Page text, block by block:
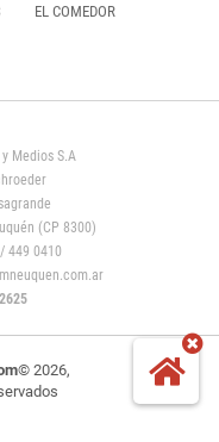
EL COMEDOR
Medios S.A
(CP 8300)
449 0410
© 2026,